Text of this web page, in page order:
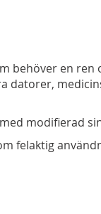
behöver en
datorer,
modifierad
felaktig